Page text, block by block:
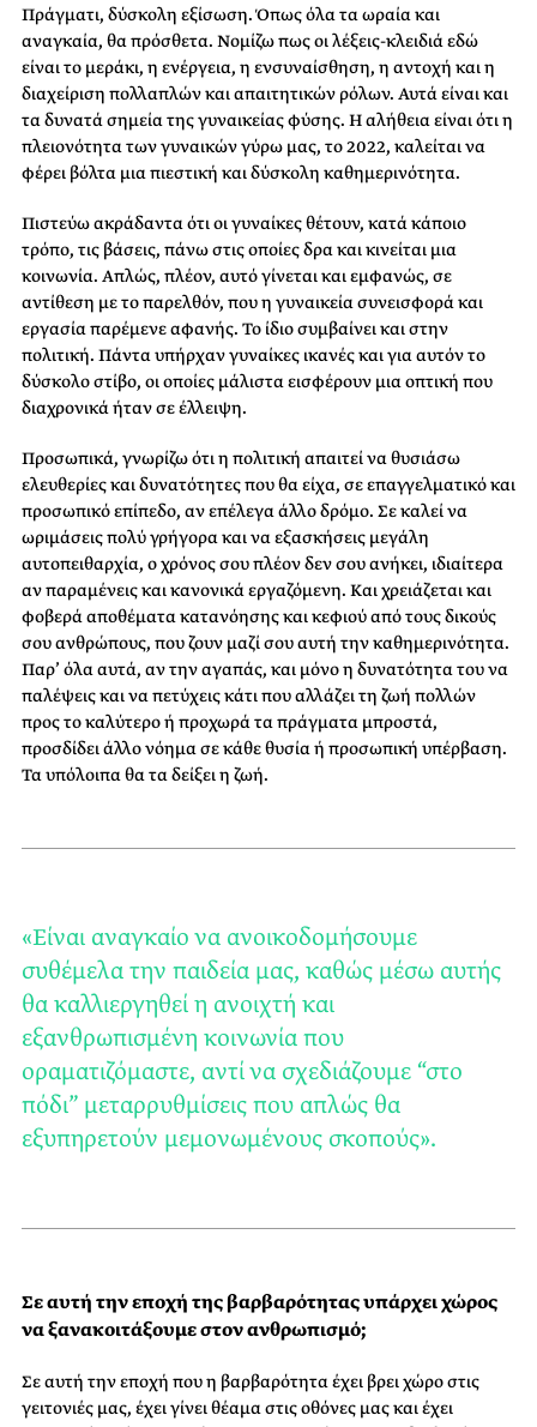
Πράγματι, δύσκολη εξίσωση. Όπως όλα τα ωραία και
αναγκαία, θα πρόσθετα. Νομίζω πως οι λέξεις-κλειδιά εδώ
είναι το μεράκι, η ενέργεια, η ενσυναίσθηση, η αντοχή και η
διαχείριση πολλαπλών και απαιτητικών ρόλων. Αυτά είναι και
τα δυνατά σημεία της γυναικείας φύσης. Η αλήθεια είναι ότι η
πλειονότητα των γυναικών γύρω μας, το 2022, καλείται να
φέρει βόλτα μια πιεστική και δύσκολη καθημερινότητα.
Πιστεύω ακράδαντα ότι οι γυναίκες θέτουν, κατά κάποιο
τρόπο, τις βάσεις, πάνω στις οποίες δρα και κινείται μια
κοινωνία. Απλώς, πλέον, αυτό γίνεται και εμφανώς, σε
αντίθεση με το παρελθόν, που η γυναικεία συνεισφορά και
εργασία παρέμενε αφανής. Το ίδιο συμβαίνει και στην
πολιτική. Πάντα υπήρχαν γυναίκες ικανές και για αυτόν το
δύσκολο στίβο, οι οποίες μάλιστα εισφέρουν μια οπτική που
διαχρονικά ήταν σε έλλειψη.
Προσωπικά, γνωρίζω ότι η πολιτική απαιτεί να θυσιάσω
ελευθερίες και δυνατότητες που θα είχα, σε επαγγελματικό και
προσωπικό επίπεδο, αν επέλεγα άλλο δρόμο. Σε καλεί να
ωριμάσεις πολύ γρήγορα και να εξασκήσεις μεγάλη
αυτοπειθαρχία, ο χρόνος σου πλέον δεν σου ανήκει, ιδιαίτερα
αν παραμένεις και κανονικά εργαζόμενη. Και χρειάζεται και
φοβερά αποθέματα κατανόησης και κεφιού από τους δικούς
σου ανθρώπους, που ζουν μαζί σου αυτή την καθημερινότητα.
Παρ’ όλα αυτά, αν την αγαπάς, και μόνο η δυνατότητα του να
παλέψεις και να πετύχεις κάτι που αλλάζει τη ζωή πολλών
προς το καλύτερο ή προχωρά τα πράγματα μπροστά,
προσδίδει άλλο νόημα σε κάθε θυσία ή προσωπική υπέρβαση.
Τα υπόλοιπα θα τα δείξει η ζωή.
«Είναι αναγκαίο να ανοικοδομήσουμε
συθέμελα την παιδεία μας, καθώς μέσω αυτής
θα καλλιεργηθεί η ανοιχτή και
εξανθρωπισμένη κοινωνία που
οραματιζόμαστε, αντί να σχεδιάζουμε “στο
πόδι” μεταρρυθμίσεις που απλώς θα
εξυπηρετούν μεμονωμένους σκοπούς».
Σε αυτή την εποχή της βαρβαρότητας υπάρχει χώρος
να ξανακοιτάξουμε στον ανθρωπισμό;
Σε αυτή την εποχή που η βαρβαρότητα έχει βρει χώρο στις
γειτονιές μας, έχει γίνει θέαμα στις οθόνες μας και έχει